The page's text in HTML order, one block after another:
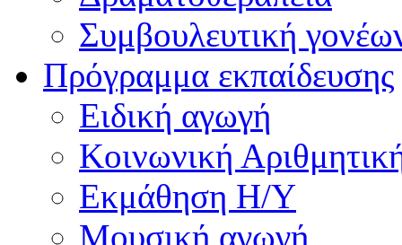
Συμβουλευτική
Πρόγραμμα εκπαίδευσης
Ειδική αγωγή
Κοινωνική
Εκμάθηση Η/Υ
Μουσική αγωγή